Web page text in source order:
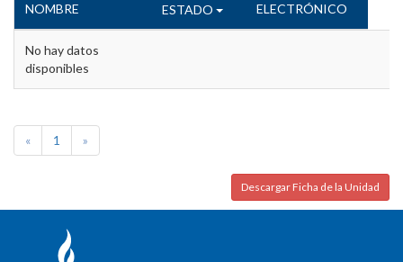
NOMBRE ESTADO
ELECTRÓNICO
No hay datos
disponibles
« 1 »
Descargar Ficha de la Unidad